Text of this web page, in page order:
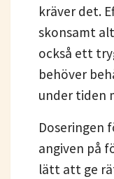
kräver det.
skonsamt
också ett
behöver
under tiden
Doseringen
angiven på
lätt att ge